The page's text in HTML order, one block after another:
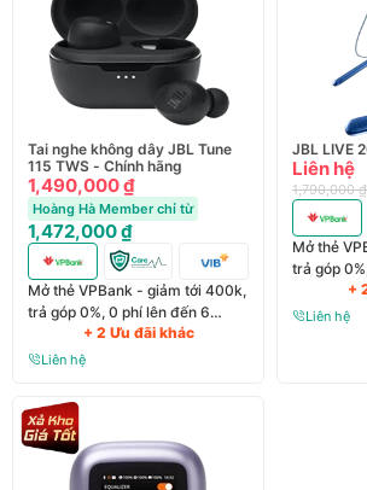
Tai nghe không dây JBL Tune
115 TWS - Chính hãng
1,490,000 ₫
Hoàng Hà Member chỉ từ
1,472,000 ₫
Mở thẻ VPBank - giảm tới 400k,
trả góp 0%, 0 phí lên đến 6
+ 2 Ưu đãi khác
Liên hệ
JBL LIVE
Liên hệ
1,790,000 ₫
Mở thẻ
trả góp
+
Liên hệ